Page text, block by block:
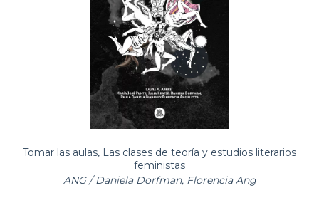
Tomar las aulas, Las clases de teoría y estudios literarios
feministas
ANG / Daniela Dorfman, Florencia Ang